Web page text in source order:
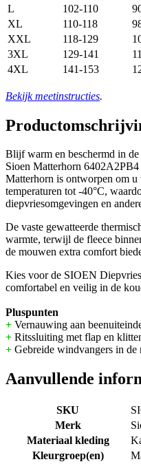
L
102-110
XL
110-118
XXL
118-129
3XL
129-141
4XL
141-153
Bekijk meetinstructies.
Blijf warm en beschermd in
Sioen Matterhorn
Matterhorn is ontworpen om u
temperaturen tot -40°C,
diepvriesomgevingen en
De vaste gewatteerde
warmte, terwijl de fleece
de mouwen extra comfort
Kies voor de SIOEN
comfortabel en veilig in de
Pluspunten
+ Vernauwing aan
+ Ritssluiting met flap en
+ Gebreide windvangers in de
Aanvullende
SKU
Merk
Materiaal kleding
Kleurgroep(en)